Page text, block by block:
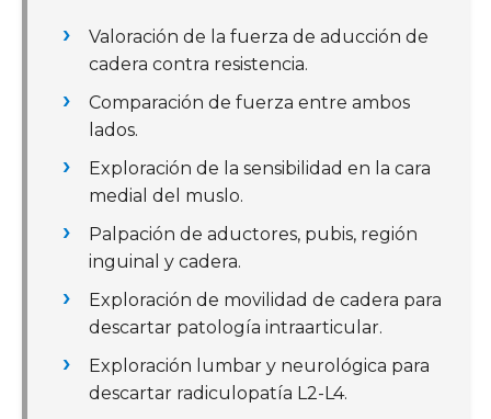
Valoración de la fuerza de aducción de
cadera contra resistencia.
Comparación de fuerza entre ambos
lados.
Exploración de la sensibilidad en la cara
medial del muslo.
Palpación de aductores, pubis, región
inguinal y cadera.
Exploración de movilidad de cadera para
descartar patología intraarticular.
Exploración lumbar y neurológica para
descartar radiculopatía L2-L4.